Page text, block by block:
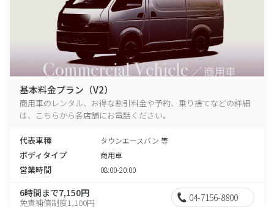
基本料金プラン（V2）
商用車のレンタル、お得な割引料金や予約、乗り捨てなどの詳細
は、こちらから各店舗にお電話ください。
代表車種 タウンエースバン 等
ボディタイプ 商用車
営業時間 08:00-20:00
6時間まで7,150円
免責補償制度1,100円 04-7156-8800